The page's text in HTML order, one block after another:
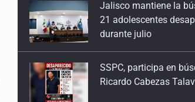
2 de Mayo de 2026
Mujeres que crecen como árboles
25 de Abril de 2026
Reimaginar la seducción
SSPC, participa en
Ricardo Cabezas
Congreso, de
varios pendientes